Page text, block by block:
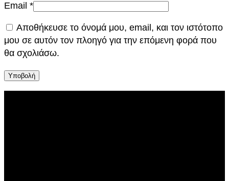
Email *
Αποθήκευσε το όνομά μου, email, και τον ιστότοπο
μου σε αυτόν τον πλοηγό για την επόμενη φορά που
θα σχολιάσω.